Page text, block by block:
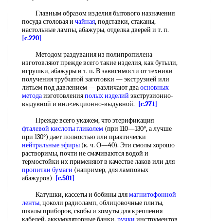
Главным образом изделия бытового назначения
посуда столовая и чайная, подставки, стаканы,
настольные лампы, абажуры, отделка дверей и т. п.
[c.220]
Методом раздувания из полипропилена
изготовляют прежде всего такие изделия, как бутыли,
игрушки, абажуры и т. п. В зависимости от техники
получения трубчатой заготовки — экструзией или
литьем под давлением — различают дваосновных
методаизготовленияполых изделий экструзионно-
выдувной и инл<екционно-выдувной.
[c.271]
Прежде всего укажем, что этерификация
фталевой кислоты гликолем (при 110—130°, а лучше
при 130°) дает полностью или практически
нейтральные эфиры (к. ч. О—40). Эти смолы хорошо
растворимы, почти не смачиваются водой и
термостойки их применяют в качестве лаков или для
пропитки бумаги (например, для ламповых
абажуров)
[c.501]
Катушки, кассеты и бобины длямагнитофонной
ленты, цоколи радиоламп, облицовочные плиты,
шкалы приборов, скобы и хомуты для крепления
кабелей, аккумуляторные банки, ручки инструментов